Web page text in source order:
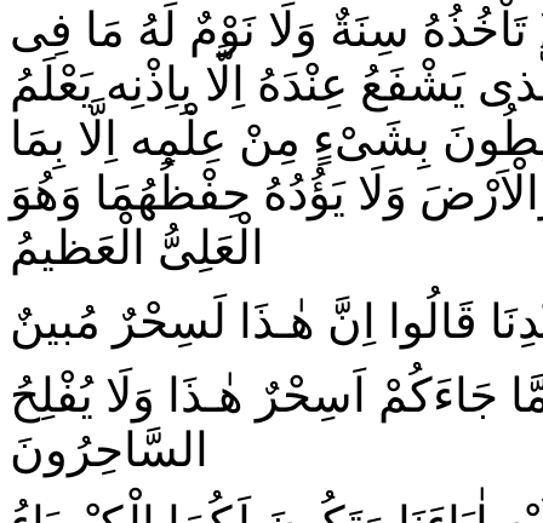
تَاْخُذُهُ سِنَةٌ وَلَا نَوْمٌ لَهُ مَا فِى
يَشْفَعُ عِنْدَهُ اِلَّا بِاِذْنِه يَعْلَمُ
بِشَیْءٍ مِنْ عِلْمِه اِلَّا بِمَا
وَلَا يَؤُدُهُ حِفْظُهُمَا وَهُوَ
الْعَلِىُّ الْعَظيمُ
قَالُوا اِنَّ هٰـذَا لَسِحْرٌ مُبينٌ
اَسِحْرٌ هٰـذَا وَلَا يُفْلِحُ
السَّاحِرُونَ